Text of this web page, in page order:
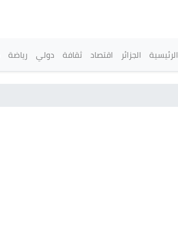
القائمة الرئيسية
الرئيسية الجزائر اقتصاد ثقافة دولي رياضة